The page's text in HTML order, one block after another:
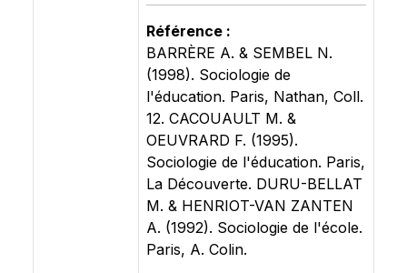
Référence :
BARRÈRE A. & SEMBEL N.
(1998). Sociologie de
l'éducation. Paris, Nathan, Coll.
12. CACOUAULT M. &
OEUVRARD F. (1995).
Sociologie de l'éducation. Paris,
La Découverte. DURU-BELLAT
M. & HENRIOT-VAN ZANTEN
A. (1992). Sociologie de l'école.
Paris, A. Colin.